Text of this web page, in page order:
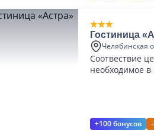
Гостиница
Челябинская
Соотвествие
необходимое в
+100 бонусов